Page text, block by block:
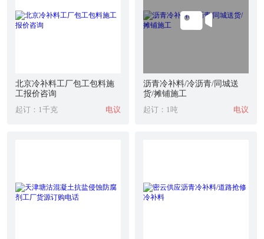
北京冷补料工厂包工包料施
工报价咨询
起订：1千克 电议
沥青冷补料/冷沥青/同城送
货/摊铺施工
起订：1吨 电议